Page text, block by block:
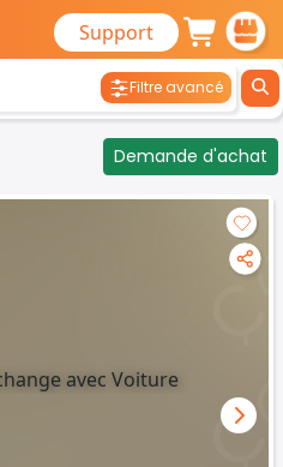
Support
Filtre avancé
Demande d'achat